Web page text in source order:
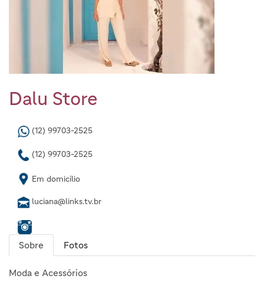
Dalu Store
(12) 99703-2525
(12) 99703-2525
Em domicílio
luciana@links.tv.br
Sobre Fotos
Moda e Acessórios